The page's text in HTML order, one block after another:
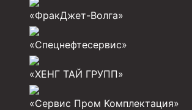
Буровые насосы
Противовыбросовое
Системы верхнего привода
«ФракДжет-Волга»
«Спецнефтесервис»
«ХЕНГ ТАЙ ГРУПП»
«Сервис Пром Комплектация»